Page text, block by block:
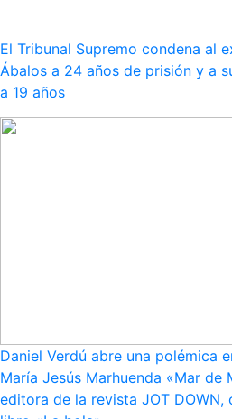
El Tribunal Supremo condena al
Ábalos a 24 años de prisión y a
a 19 años
Daniel Verdú abre una polémica
María Jesús Marhuenda «Mar de
editora de la revista JOT